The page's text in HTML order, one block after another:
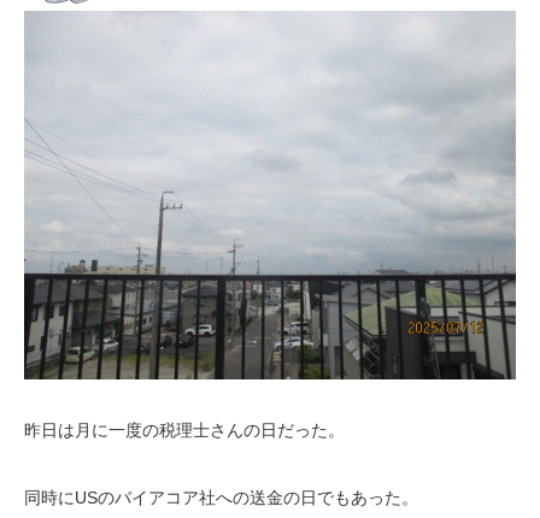
昨日は月に一度の税理士さんの日だった。
同時にUSのバイアコア社への送金の日でもあった。